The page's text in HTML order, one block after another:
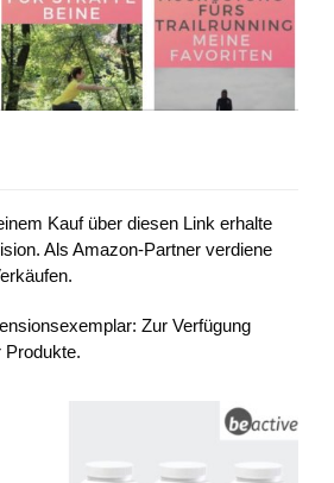
Kauf über diesen Link erhalte
Als Amazon-Partner verdiene
Zur Verfügung
Produkte.